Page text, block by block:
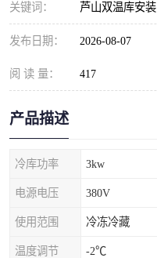
关键词： 芦山双温库安装
发布日期： 2026-08-07
阅 读 量： 417
产品描述
冷库功率 3kw
电源电压 380V
使用范围 冷冻冷藏
温度调节 -2℃